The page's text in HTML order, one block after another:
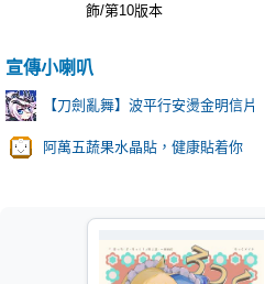
飾/第10版本
宣傳小喇叭
【刀劍亂舞】波平行安燙金明信片
阿萬五蔬果水晶貼，健康貼着你